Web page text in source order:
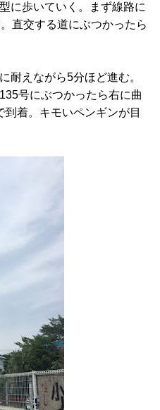
に歩いていく。まず線路に
直交する道にぶつかったら
耐えながら5分ほど進む。
号にぶつかったら右に曲
着。キモいペンギンが目